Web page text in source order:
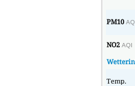
PM10
NO2 AQI
Temp.